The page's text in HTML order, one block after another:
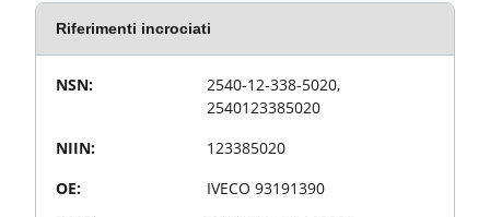
Riferimenti incrociati
Proprietà articolo
Valore
NSN:
2540-12-338-5020,
2540123385020
NIIN:
123385020
OE:
IVECO 93191390